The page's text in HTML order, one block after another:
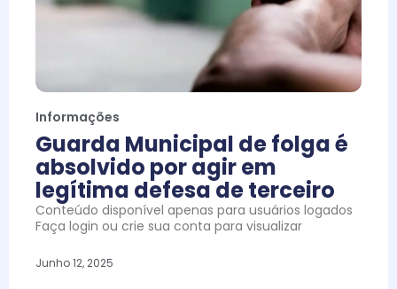
Informações
Guarda Municipal de folga é
absolvido por agir em
legítima defesa de terceiro
Conteúdo disponível apenas para usuários logados
Faça login ou crie sua conta para visualizar
Junho 12, 2025